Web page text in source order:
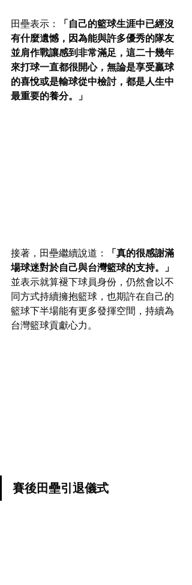
田壘表示：
「自己的籃球生涯中已經沒
有什麼遺憾，因為能與許多優秀的隊友
並肩作戰讓感到非常滿足，這二十幾年
來打球一直都很開心，無論是享受贏球
的喜悅或是輸球從中檢討，都是人生中
最重要的養分。」
接著，田壘繼續說道：
「真的很感謝滿
場球迷對於自己與台灣籃球的支持。」
並表示就算褪下球員身份，仍然會以不
同方式持續擁抱籃球，也期許在自己的
籃球下半場能有更多發揮空間，持續為
台灣籃球貢獻心力。
賽後田壘引退儀式